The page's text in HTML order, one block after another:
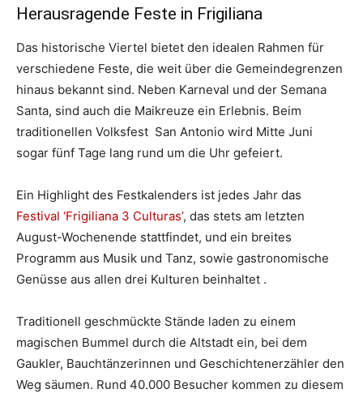
Herausragende Feste in Frigiliana
Das historische Viertel bietet den idealen Rahmen für
verschiedene Feste, die weit über die Gemeindegrenzen
hinaus bekannt sind. Neben Karneval und der Semana
Santa, sind auch die Maikreuze ein Erlebnis. Beim
traditionellen Volksfest San Antonio wird Mitte Juni
sogar fünf Tage lang rund um die Uhr gefeiert.
Ein Highlight des Festkalenders ist jedes Jahr das
Festival ‘Frigiliana 3 Culturas’, das stets am letzten
August-Wochenende stattfindet, und ein breites
Programm aus Musik und Tanz, sowie gastronomische
Genüsse aus allen drei Kulturen beinhaltet .
Traditionell geschmückte Stände laden zu einem
magischen Bummel durch die Altstadt ein, bei dem
Gaukler, Bauchtänzerinnen und Geschichtenerzähler den
Weg säumen. Rund 40.000 Besucher kommen zu diesem